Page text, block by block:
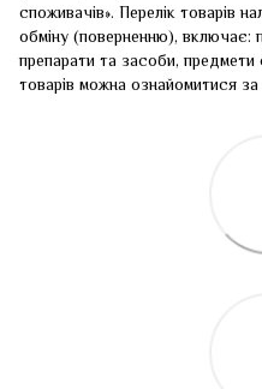
споживачів». Перелік товарів
обміну (поверненню), включає:
препарати та засоби, предмети
товарів можна ознайомитися